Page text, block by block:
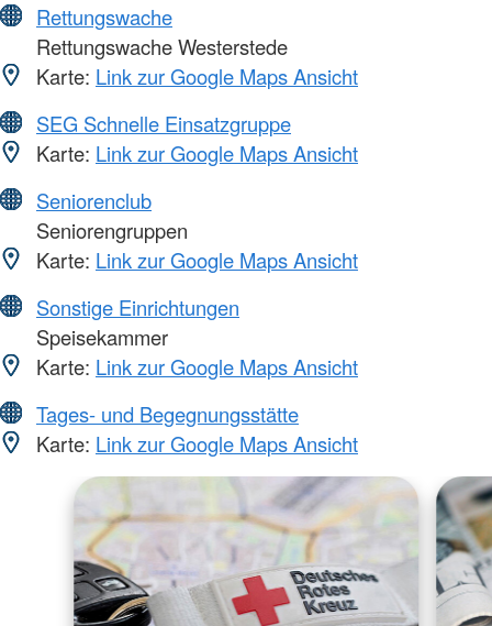
Rettungswache
Rettungswache Westerstede
Karte: Link zur Google Maps Ansicht
SEG Schnelle Einsatzgruppe
Karte: Link zur Google Maps Ansicht
Seniorenclub
Seniorengruppen
Karte: Link zur Google Maps Ansicht
Sonstige Einrichtungen
Speisekammer
Karte: Link zur Google Maps Ansicht
Tages- und Begegnungsstätte
Karte: Link zur Google Maps Ansicht